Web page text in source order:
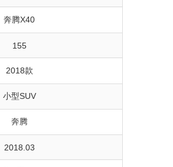
奔腾X40
155
2018款
小型SUV
奔腾
2018.03